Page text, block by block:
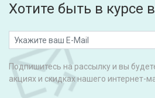
Хотите быть в курсе
Подпишитесь на рассылку и вы
акциях и скидках нашего интернет-